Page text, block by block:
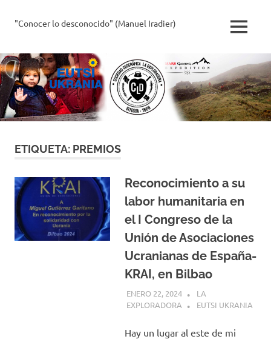
La
Exploradora
"Conocer lo desconocido" (Manuel Iradier)
MENÚ
ETIQUETA: PREMIOS
Reconocimiento a su
labor humanitaria en
el I Congreso de la
Unión de Asociaciones
Ucranianas de España-
KRAI, en Bilbao
ENERO 22, 2024
LA
EXPLORADORA
EUTSI UKRANIA
Hay un lugar al este de mi